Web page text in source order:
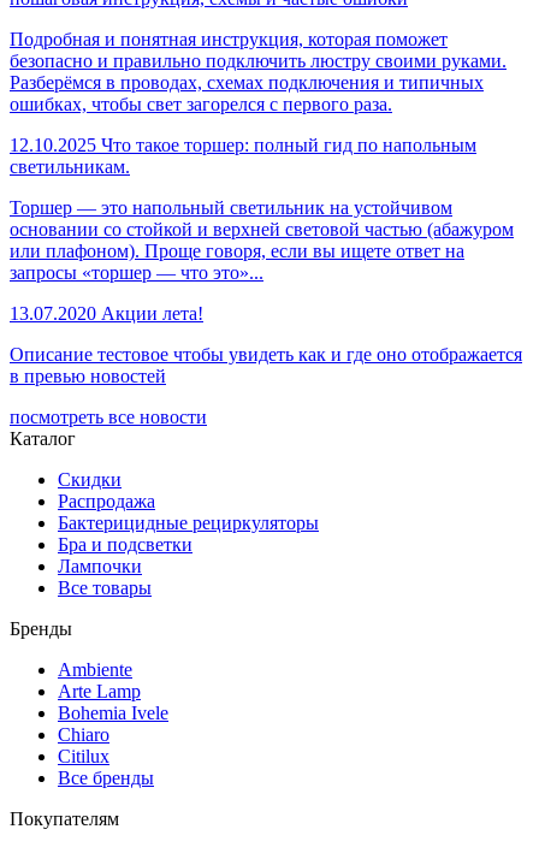
Подробная и понятная инструкция, которая поможет
безопасно и правильно подключить люстру своими руками.
Разберёмся в проводах, схемах подключения и типичных
ошибках, чтобы свет загорелся с первого раза.
12.10.2025 Что такое торшер: полный гид по напольным
светильникам.
Торшер — это напольный светильник на устойчивом
основании со стойкой и верхней световой частью (абажуром
или плафоном). Проще говоря, если вы ищете ответ на
запросы «торшер — что это»...
13.07.2020 Акции лета!
Описание тестовое чтобы увидеть как и где оно отображается
в превью новостей
посмотреть все новости
Каталог
Скидки
Распродажа
Бактерицидные рециркуляторы
Бра и подсветки
Лампочки
Все товары
Бренды
Ambiente
Arte Lamp
Bohemia Ivele
Chiaro
Citilux
Все бренды
Покупателям